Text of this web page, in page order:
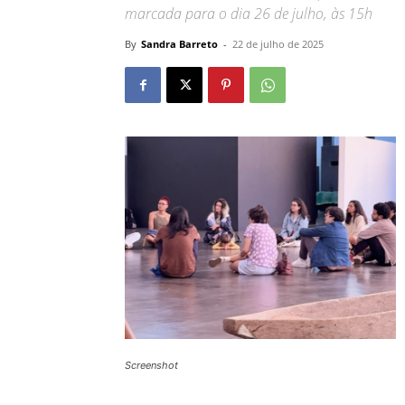
marcada para o dia 26 de julho, às 15h
By Sandra Barreto - 22 de julho de 2025
Screenshot